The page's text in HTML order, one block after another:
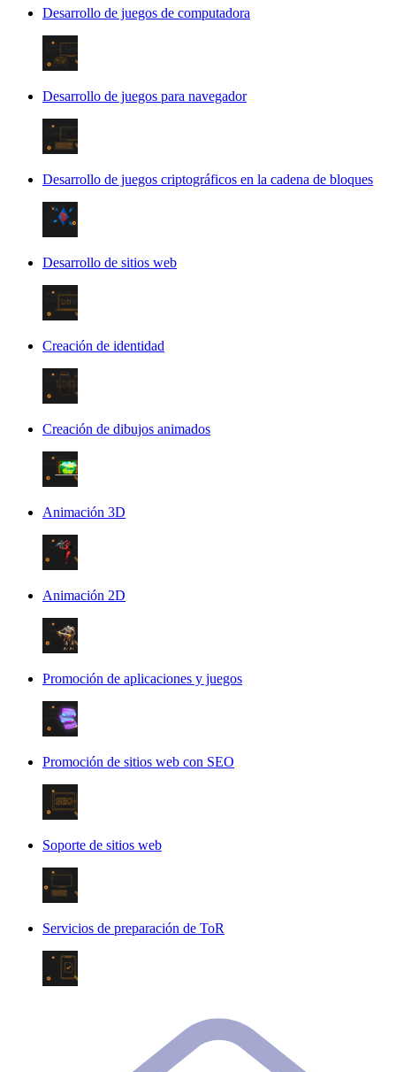
Desarrollo de juegos de computadora
Desarrollo de juegos para navegador
Desarrollo de juegos criptográficos en la cadena de bloques
Desarrollo de sitios web
Creación de identidad
Creación de dibujos animados
Animación 3D
Animación 2D
Promoción de aplicaciones y juegos
Promoción de sitios web con SEO
Soporte de sitios web
Servicios de preparación de ToR